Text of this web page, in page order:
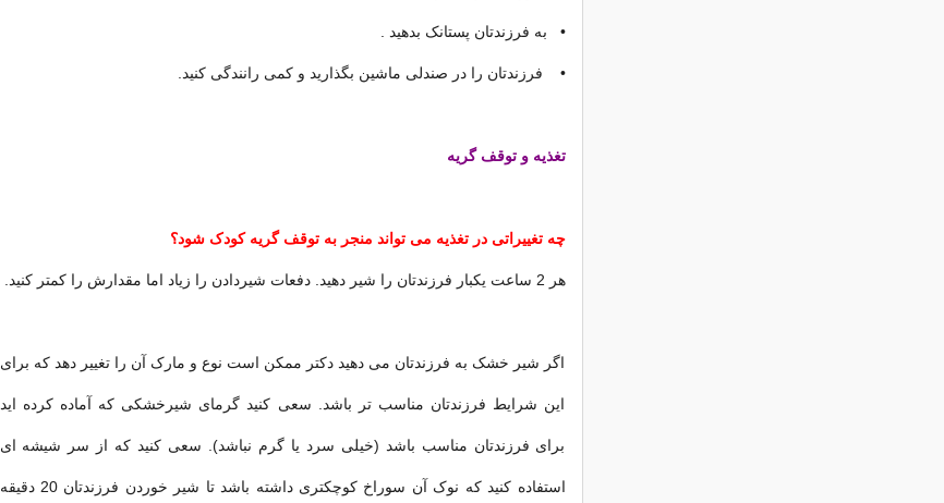
• به فرزندتان پستانک بدهید .
• فرزندتان را در صندلی ماشین بگذارید و کمی رانندگی کنید.
تغذیه و توقف گریه
چه تغییراتی در تغذیه می تواند منجر به توقف گریه کودک شود؟
هر 2 ساعت یکبار فرزندتان را شیر دهید. دفعات شیردادن را زیاد اما مقدارش را کمتر کنید.
اگر شیر خشک به فرزندتان می دهید دکتر ممکن است نوع و مارک آن را تغییر دهد که برای
این شرایط فرزندتان مناسب تر باشد. سعی کنید گرمای شیرخشکی که آماده کرده اید
برای فرزندتان مناسب باشد (خیلی سرد یا گرم نباشد). سعی کنید که از سر شیشه ای
استفاده کنید که نوک آن سوراخ کوچکتری داشته باشد تا شیر خوردن فرزندتان 20 دقیقه